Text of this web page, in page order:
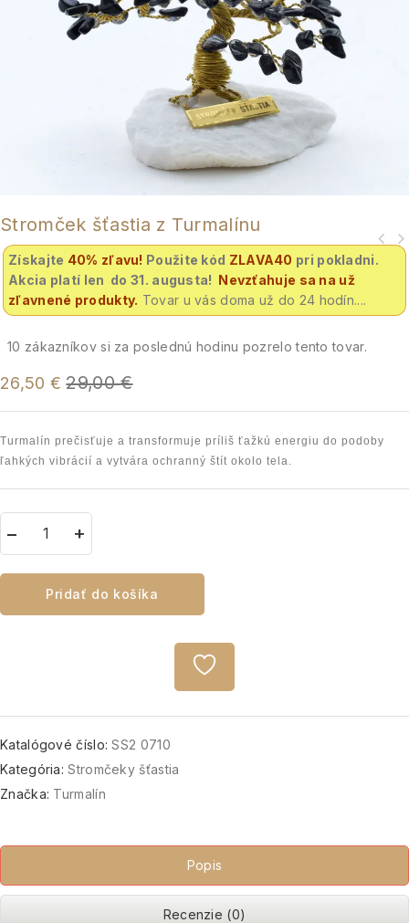
Stromček šťastia z Turmalínu
Získajte 40% zľavu! Použite kód ZLAVA40 pri pokladni.
Akcia platí len do 31. augusta! Nevzťahuje sa na už
zľavnené produkty. Tovar u vás doma už do 24 hodín....
10 zákazníkov si za poslednú hodinu pozrelo tento tovar.
26,50 € 29,00€
Turmalín prečisťuje a transformuje príliš ťažkú energiu do podoby
ľahkých vibrácií a vytvára ochranný štít okolo tela.
Pridať do košíka
Katalógové číslo:SS2 0710
Kategória:Stromčeky šťastia
Značka: Turmalín
Popis
Recenzie (0)